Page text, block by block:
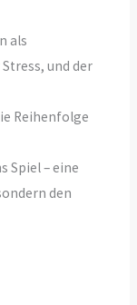
als
und der
Reihenfolge
Spiel – eine
den